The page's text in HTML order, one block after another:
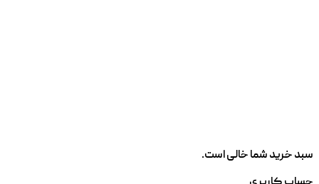
سبد خرید شما خالی است.